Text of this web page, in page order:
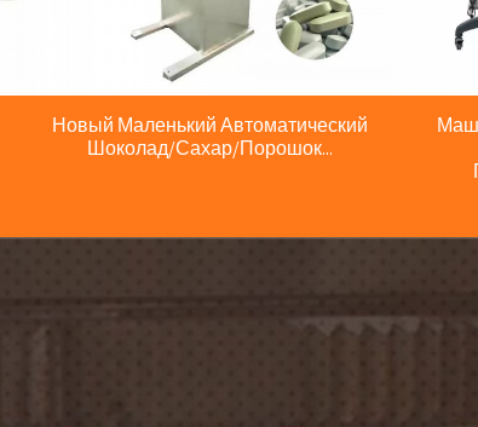
Новый Маленький Автоматический
Шоколад/сахар/порошок...